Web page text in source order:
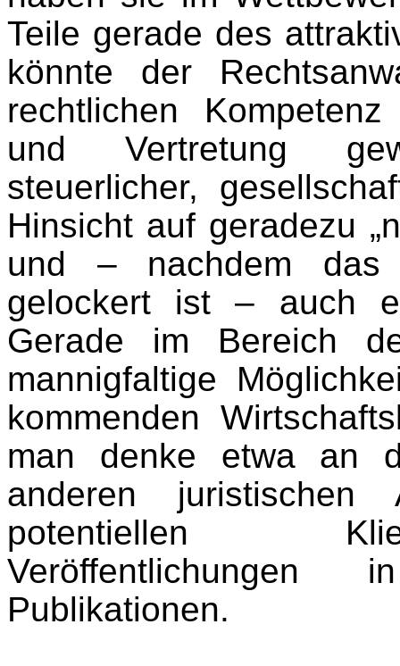
Teile gerade des
könnte der
rechtlichen
und Vertretung
steuerlicher,
Hinsicht auf geradezu
und – nachdem das
gelockert ist – auch
Gerade im Bereich
mannigfaltige
kommenden
man denke etwa an
anderen juristischen
potentiellen
Veröffentlichungen
Publikationen.